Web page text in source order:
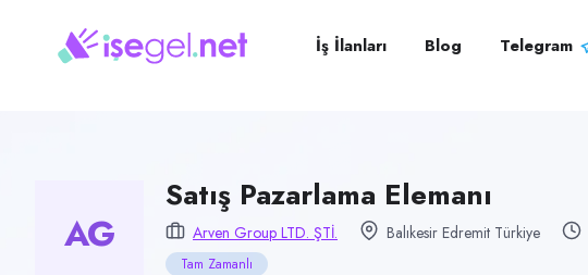
Satış Pazarlama Elemanı
Edremit, Balıkesir
İş İlanları Blog Telegram
AG
Satış Pazarlama Elemanı
Arven Group LTD. ŞTİ. Balıkesir Edremit Türkiye
Tam Zamanlı